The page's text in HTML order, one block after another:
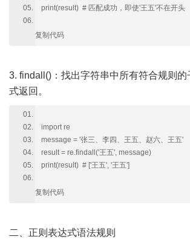
print(result) # 匹配成功，即使'王五'不在开头
复制代码
3. findall()：找出字符串中所有符合规则
式返回。
import re
message = '张三、李四、王五、赵六、王五'
result = re.findall('王五', message)
print(result) # ['王五', '王五']
复制代码
二、正则表达式语法规则